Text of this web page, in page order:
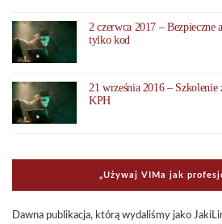
2 czerwca 2017 –
tylko kod
21 września 2016 – Szkolenie
KPH
„Uży­waj VIMa jak
Dawna publi­ka­cja, którą wyda­li­śmy jako